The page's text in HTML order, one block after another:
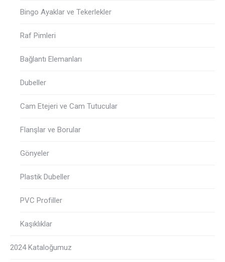
Bingo Ayaklar ve Tekerlekler
Raf Pimleri
Bağlantı Elemanları
Dubeller
Cam Etejeri ve Cam Tutucular
Flanşlar ve Borular
Gönyeler
Plastik Dubeller
PVC Profiller
Kaşıklıklar
2024 Kataloğumuz